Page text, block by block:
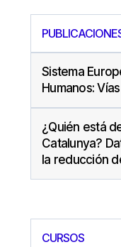
Sistema
Humanos:
¿Quién está
Catalunya?
la reducción
CURSOS